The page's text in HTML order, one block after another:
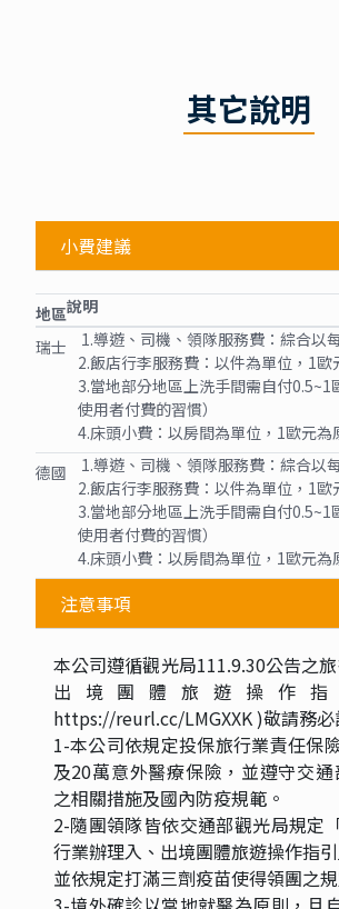
其它說明
小費建議
地區說明
瑞士
1.導遊、司機、領隊服務費：綜合以
2.飯店行李服務費：以件為單位，1歐
3.當地部分地區上洗手間需自付0.5~1
使用者付費的習慣）
4.床頭小費：以房間為單位，1歐元為
德國
1.導遊、司機、領隊服務費：綜合以
2.飯店行李服務費：以件為單位，1歐
3.當地部分地區上洗手間需自付0.5~1
使用者付費的習慣）
4.床頭小費：以房間為單位，1歐元為
注意事項
本公司遵循觀光局111.9.30公告之
出境團體旅遊操作
https://reurl.cc/LMGXXK )敬請務必
1-本公司依規定投保旅行業責任保
及20萬意外醫療保險，並遵守交
之相關措施及國內防疫規範。
2-隨團領隊皆依交通部觀光局規定
行業辦理入、出境團體旅遊操作指
並依規定打滿三劑疫苗使得領團之規